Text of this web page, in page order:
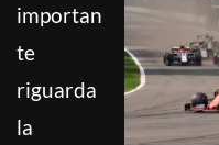
importan
te
riguarda
la